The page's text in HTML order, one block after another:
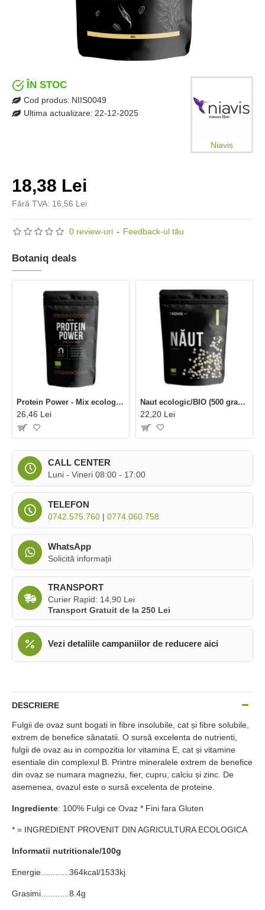
0 review-uri - Feedback-ul tău
18,38 Lei
Fără TVA: 16,56 Lei
ÎN STOC
Cod produs: NIIS0049
Ultima actualizare: 22-12-2025
Niavis
CALL CENTER
Luni - Vineri 08:00 - 17:00
TELEFON
0742.575.760 | 0774.060.758
WhatsApp
Solicită informații
TRANSPORT
Curier Rapid: 14,90 Lei
Transport Gratuit de la 250 Lei
Vezi detaliile campaniilor de reducere aici
Botaniq deals
Protein Power - Mix ecologic (125 grame), Niavis
26,46 Lei
Naut ecologic/BIO (500 grame), Niavis
22,20 Lei
DESCRIERE
Fulgii de ovaz sunt bogati in fibre insolubile, cat și fibre solubile,
extrem de benefice sănatatii. O sursă excelenta de nutrienti,
fulgii de ovaz au in compozitia lor vitamina E, cat și vitamine
esentiale din complexul B. Printre mineralele extrem de benefice
din ovaz se numara magneziu, fier, cupru, calciu și zinc. De
asemenea, ovazul este o sursă excelenta de proteine.
Ingrediente: 100% Fulgi ce Ovaz * Fini fara Gluten
* = INGREDIENT PROVENIT DIN AGRICULTURA ECOLOGICA
Informatii nutritionale/100g
Energie............364kcal/1533kj
Grasimi............8.4g